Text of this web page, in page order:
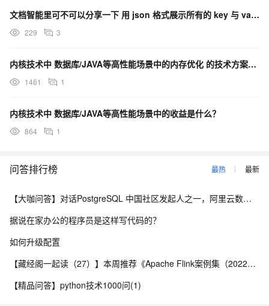
文档智能里可不可以分享一下 用 json 格式展示所有的 key 与 value啊？
229 3
内核技术中 数据库/JAVA等高性能场景中的内存优化 的技术方案是什么？
1461 1
内核技术中 数据库/JAVA等高性能场景中的收益是什么？
864 1
问答排行榜 最热 最新
【大咖问答】对话PostgreSQL 中国社区发起人之一，阿里云数据库高级专家 德哥
据说在家办公的程序员是这样写代码的？
如何升级配置
【藏经阁一起读（27）】本周推荐《Apache Flink案例集（2022版）》，你有哪些心得？
【精品问答】python技术1000问(1)